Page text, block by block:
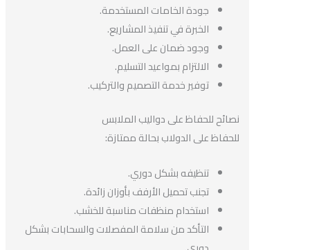
جودة الخامات المستخدمة.
الخبرة في تنفيذ المشاريع.
وجود ضمان على العمل.
الالتزام بمواعيد التسليم.
توفير خدمة التصميم والتركيب.
نصائح للحفاظ على دواليب الملابس
للحفاظ على الدولاب بحالة ممتازة:
تنظيفه بشكل دوري.
تجنب تحميل الأرفف بأوزان زائدة.
استخدام منظفات مناسبة للخشب.
التأكد من سلامة المفصلات والسحابات بشكل